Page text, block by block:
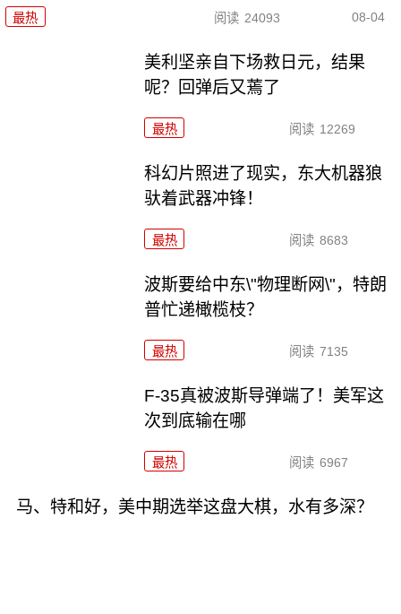
最热 阅读 24093 08-04
美利坚亲自下场救日元，结果
呢？回弹后又蔫了
最热 阅读 12269
科幻片照进了现实，东大机器狼
驮着武器冲锋！
最热 阅读 8683
波斯要给中东\"物理断网\"，特朗
普忙递橄榄枝？
最热 阅读 7135
F-35真被波斯导弹端了！美军这
次到底输在哪
最热 阅读 6967
马、特和好，美中期选举这盘大棋，水有多深？